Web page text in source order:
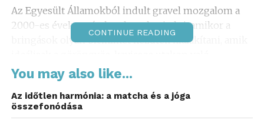
Az Egyesült Államokból indult gravel mozgalom a
2000-es évek során kezdett elterjedni, amikor a
bringások olyan bicikliket kezdtek kialakítani, amik
közlekedéshez. Ezeken a helyeken az országúti
biciklik keskeny kerekei könnyen elakadhatnak,
míg a mountain bike gyakran túl nehézkes.
Népszerűségük titka részben abban rejlik, hogy
CONTINUE READING
You may also like...
Az időtlen harmónia: a matcha és a jóga
összefonódása